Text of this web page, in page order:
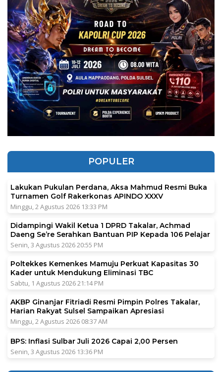
POPULER
Lakukan Pukulan Perdana, Aksa Mahmud Resmi Buka
Turnamen Golf Rakerkonas APINDO XXXV
Minggu, 2 Agustus 2026 13:33 PM
Didampingi Wakil Ketua 1 DPRD Takalar, Achmad
Daeng Se’re Serahkan Bantuan PIP Kepada 106 Pelajar
Senin, 3 Agustus 2026 20:55 PM
Poltekkes Kemenkes Mamuju Perkuat Kapasitas 30
Kader untuk Mendukung Eliminasi TBC
Sabtu, 1 Agustus 2026 21:14 PM
AKBP Ginanjar Fitriadi Resmi Pimpin Polres Takalar,
Harian Rakyat Sulsel Sampaikan Apresiasi
Minggu, 2 Agustus 2026 08:37 AM
BPS: Inflasi Sulbar Juli 2026 Capai 2,00 Persen
Senin, 3 Agustus 2026 13:36 PM